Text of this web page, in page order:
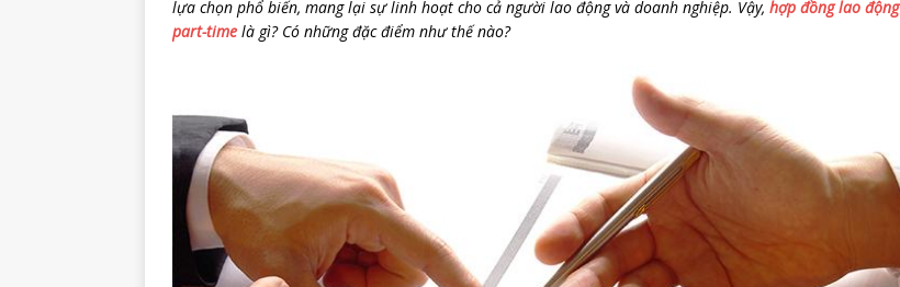
lựa chọn phổ biến, mang lại sự linh hoạt cho cả người lao động và doanh nghiệp. Vậy, hợp đồng lao động
part-time là gì? Có những đặc điểm như thế nào?